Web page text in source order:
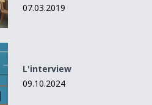
07.03.2019
L'interview
09.10.2024